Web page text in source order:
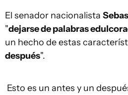
El senador nacionalista
"dejarse de palabras
un hecho de estas
después".
Esto es un antes y un